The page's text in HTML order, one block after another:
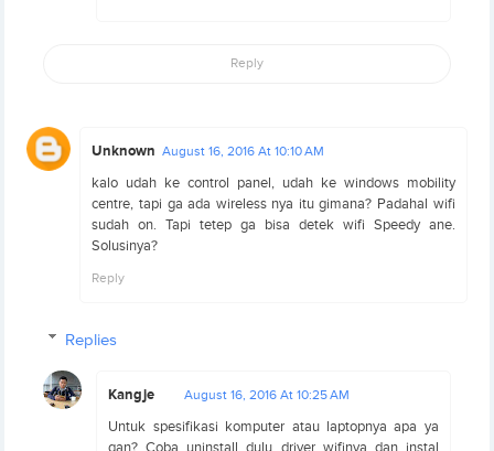
Reply
Unknown August 16, 2016 At 10:10 AM
kalo udah ke control panel, udah ke windows mobility
centre, tapi ga ada wireless nya itu gimana? Padahal wifi
sudah on. Tapi tetep ga bisa detek wifi Speedy ane.
Solusinya?
Reply
Replies
Kangje August 16, 2016 At 10:25 AM
Untuk spesifikasi komputer atau laptopnya apa ya